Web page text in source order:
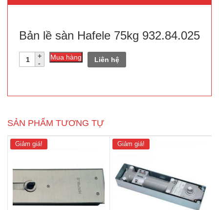
Bản lề sàn Hafele 75kg 932.84.025
Số
lượng
Mua hàng Liên hệ
SẢN PHẨM TƯƠNG TỰ
Giảm giá! Giảm giá!